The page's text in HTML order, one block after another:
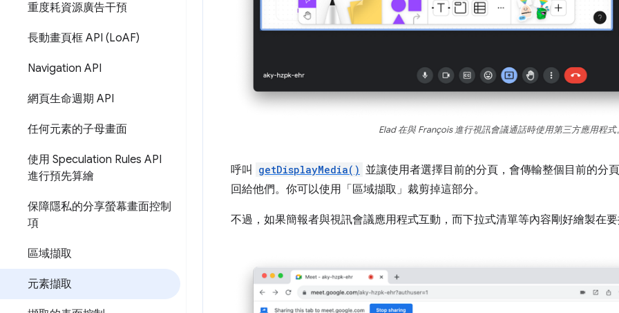
重度耗資源廣告干預
長動畫頁框 API (LoAF)
Navigation API
網頁生命週期 API
任何元素的子母畫面
使用 Speculation Rules API
進行預先算繪
保障隱私的分享螢幕畫面控制
項
區域擷取
元素擷取
Elad 在與 François 進行視訊會議通話時使用第三方應用程式
呼叫 getDisplayMedia() 並讓使用者選擇目前的分頁，會傳輸整個目前的分
回給他們。你可以使用「區域擷取」 裁剪掉這部分。
不過，如果簡報者與視訊會議應用程式互動，而下拉式清單等內容剛好繪製在